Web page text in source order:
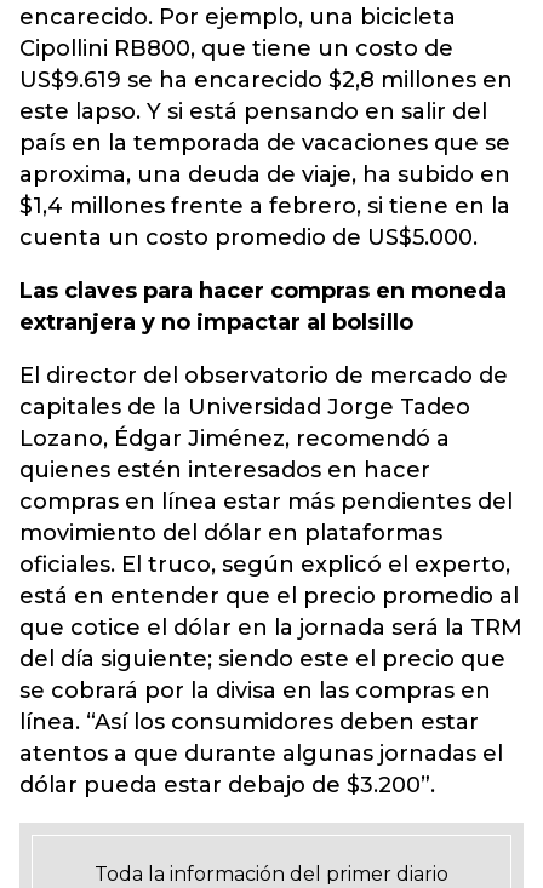
encarecido. Por ejemplo, una bicicleta
Cipollini RB800, que tiene un costo de
US$9.619 se ha encarecido $2,8 millones en
este lapso. Y si está pensando en salir del
país en la temporada de vacaciones que se
aproxima, una deuda de viaje, ha subido en
$1,4 millones frente a febrero, si tiene en la
cuenta un costo promedio de US$5.000.
Las claves para hacer compras en moneda
extranjera y no impactar al bolsillo
El director del observatorio de mercado de
capitales de la Universidad Jorge Tadeo
Lozano, Édgar Jiménez, recomendó a
quienes estén interesados en hacer
compras en línea estar más pendientes del
movimiento del dólar en plataformas
oficiales. El truco, según explicó el experto,
está en entender que el precio promedio al
que cotice el dólar en la jornada será la TRM
del día siguiente; siendo este el precio que
se cobrará por la divisa en las compras en
línea. “Así los consumidores deben estar
atentos a que durante algunas jornadas el
dólar pueda estar debajo de $3.200”.
Toda la información del primer diario